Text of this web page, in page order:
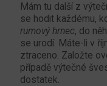
Mám tu další z
se hodit každému,
rumový hrnec, do
se urodí. Máte-li v
ztraceno. Založte
případě výtečné
dostatek.